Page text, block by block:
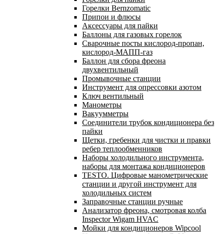
Горелки Bernzomatic
Припои и флюсы
Аксессуары для пайки
Баллоны для газовых горелок
Сварочные посты кислород-пропан,
кислород-МАПП-газ
Баллон для сбора фреона
двухвентильный
Промывочные станции
Инструмент для опрессовки азотом
Ключ вентильный
Манометры
Вакуумметры
Соединители трубок кондиционера без
пайки
Щетки, гребенки для чистки и правки
ребер теплообменников
Наборы холодильного инструмента,
наборы для монтажа кондиционеров
TESTO. Цифровые манометрические
станции и другой инструмент для
холодильных систем
Заправочные станции ручные
Анализатор фреона, смотровая колба
Inspector Wigam HVAC
Мойки для кондиционеров Wipcool